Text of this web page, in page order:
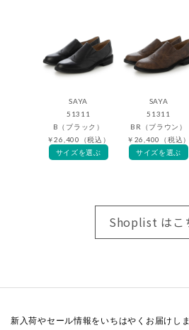
SAYA
51311
B（ブラック）
￥26,400（税込）
サイズを選ぶ
SAYA
51311
BR（ブラウン）
￥26,400（税込）
サイズを選ぶ
Shoplist はこ
新入荷やセール情報をいちはやくお届けしま